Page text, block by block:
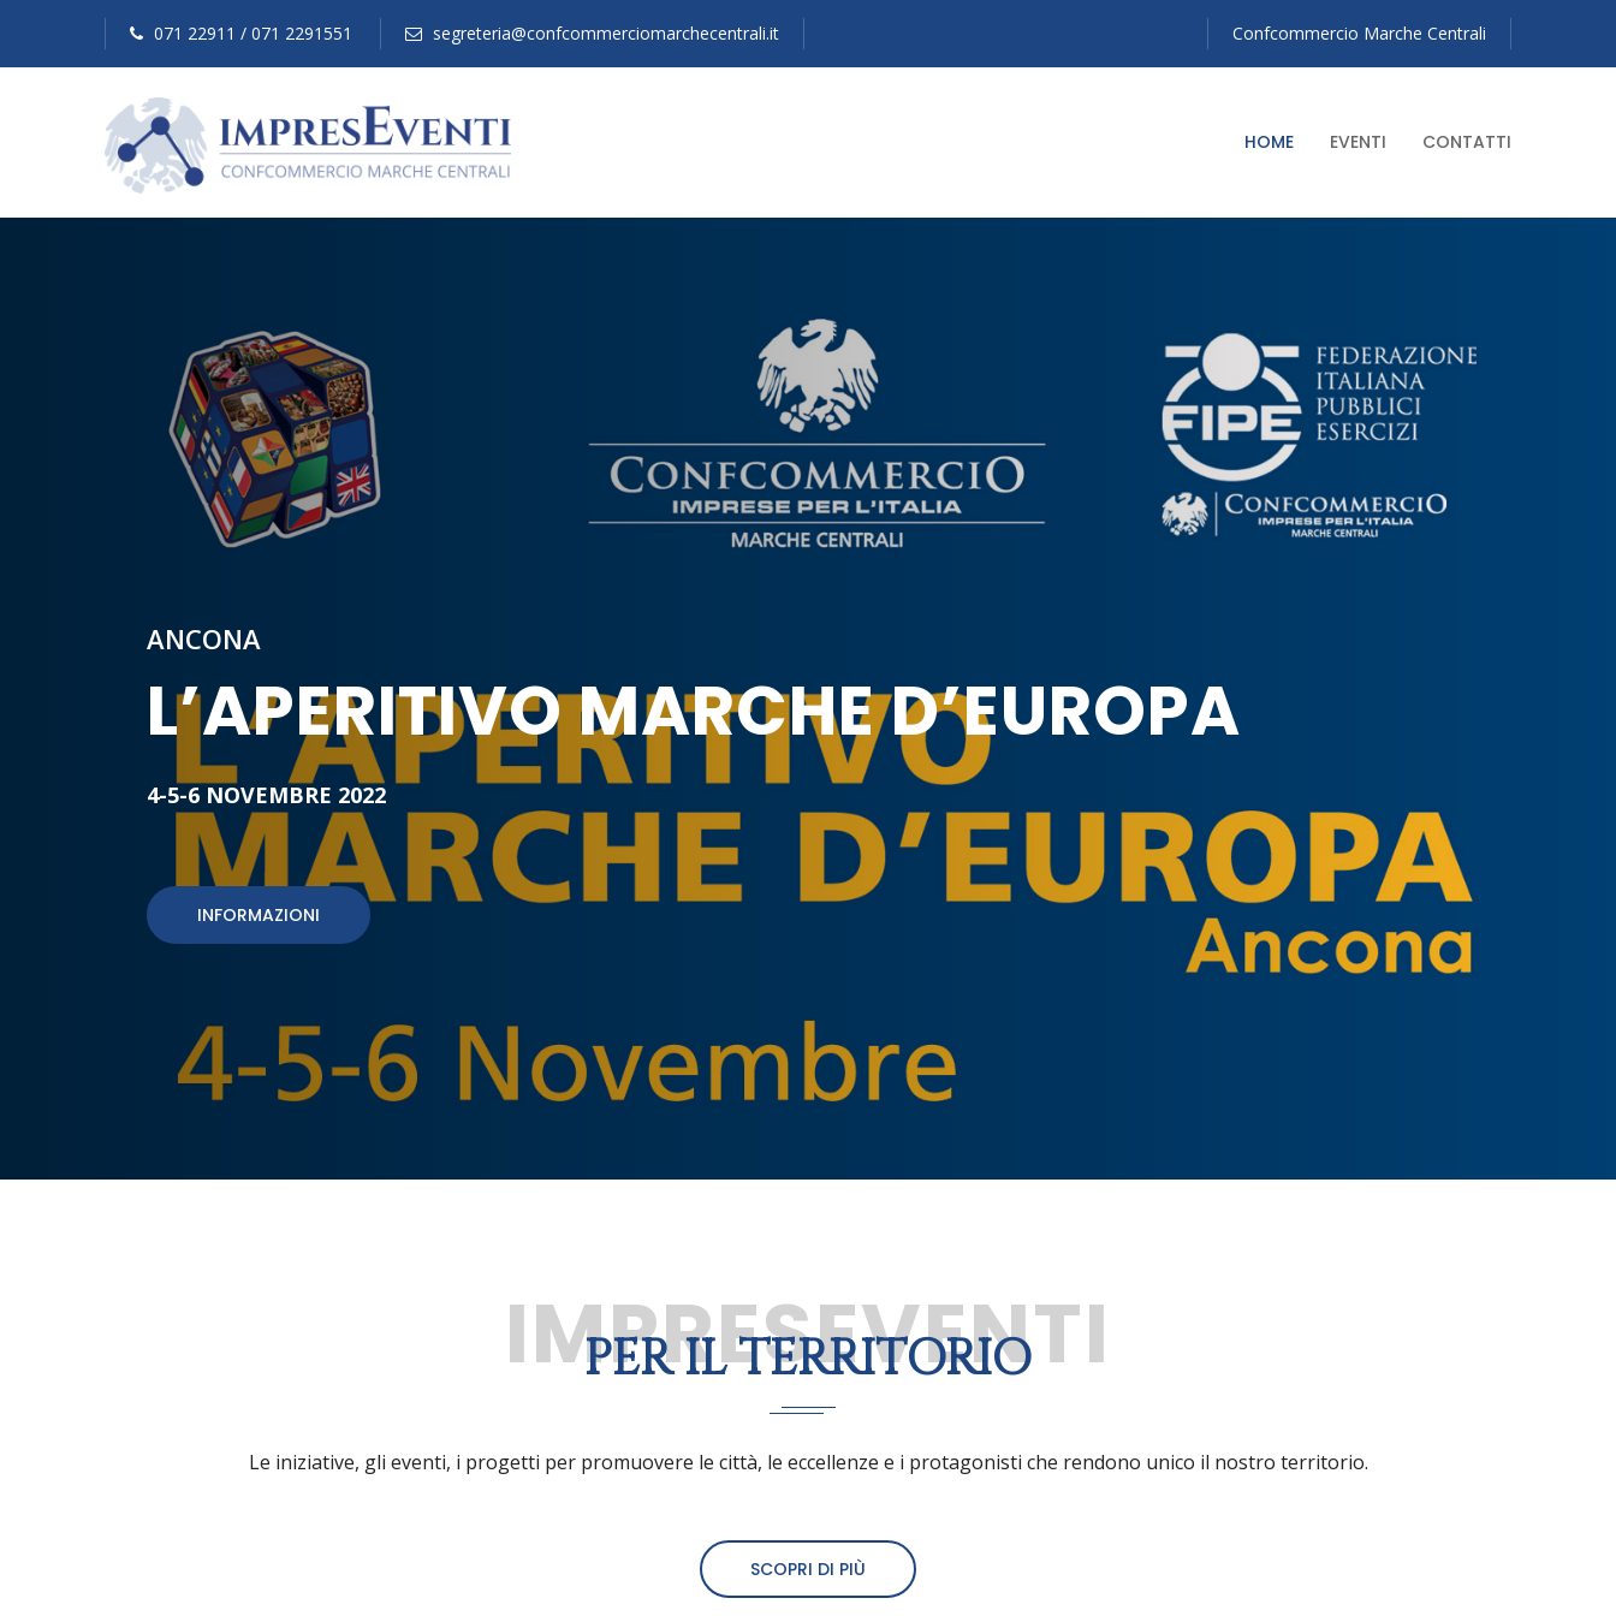
071 22911 / 071 2291551 segreteria@confcommerciomarchecentrali.it Confcommercio Marche Centrali
HOME EVENTI CONTATTI
ANCONA
L’APERITIVO MARCHE D’EUROPA
4-5-6 NOVEMBRE 2022
INFORMAZIONI
PER IL TERRITORIO
IMPRESEVENTI
Le iniziative, gli eventi, i progetti per promuovere le città, le eccellenze e i protagonisti che rendono unico il nostro territorio.
SCOPRI DI PIÙ